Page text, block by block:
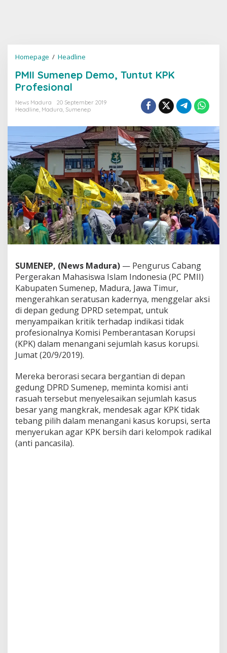
Homepage / Headline
Demo,
Profesional
PMII Sumenep Demo, Tuntut KPK
Profesional
News Madura
20 September 2019
Headline, Madura, Sumenep
SUMENEP, (News Madura) — Pengurus Cabang
Pergerakan Mahasiswa Islam Indonesia (PC PMII)
Kabupaten Sumenep, Madura, Jawa Timur,
mengerahkan seratusan kadernya, menggelar aksi
di depan gedung DPRD setempat, untuk
menyampaikan kritik terhadap indikasi tidak
profesionalnya Komisi Pemberantasan Korupsi
(KPK) dalam menangani sejumlah kasus korupsi.
Jumat (20/9/2019).
Mereka berorasi secara bergantian di depan
gedung DPRD Sumenep, meminta komisi anti
rasuah tersebut menyelesaikan sejumlah kasus
besar yang mangkrak, mendesak agar KPK tidak
tebang pilih dalam menangani kasus korupsi, serta
menyerukan agar KPK bersih dari kelompok radikal
(anti pancasila).